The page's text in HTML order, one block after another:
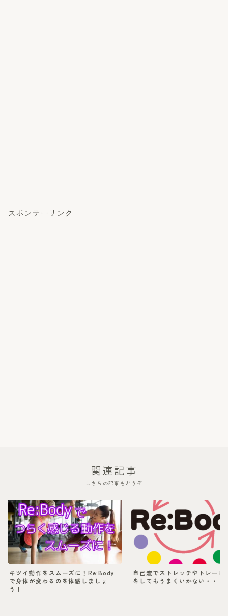
スポンサーリンク
関連記事
こちらの記事もどうぞ
キツイ動作をスムーズに！Re:Body
で身体が変わるのを体感しましょ
う！
自己流でストレッチやトレーニ
をしてもうまくいかない・・・